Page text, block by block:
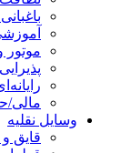
موتور
مالی/
وسایل نقلیه
قایق